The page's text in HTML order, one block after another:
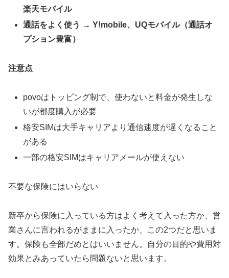
楽天モバイル
通話をよく使う →Y!mobile、UQモバイル（通話オ
プション豊富）
注意点
povoはトッピング制で、使わないと料金が発生しな
いが都度購入が必要
格安SIMは大手キャリアより通信速度が遅くなること
がある
一部の格安SIMはキャリアメールが使えない
不要な保険にはいらない
新卒から保険に入っている方はよく考えて入った方か、営
業さんに言われるがままに入ったか、この2つだと思いま
す。保険も全部だめとはいいません。自分の目的や費用対
効果とみあっていたら問題ないと思います。